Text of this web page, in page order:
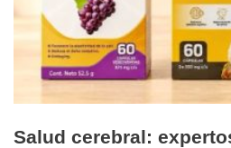
Salud cerebral: